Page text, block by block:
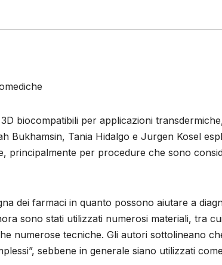
biocompatibili per applicazioni
Bukhamsin, Tania Hidalgo e Jurgen Kosel
principalmente per procedure che sono
dei farmaci in quanto possono aiutare a
sono stati utilizzati numerosi materiali, tra
numerose tecniche. Gli autori sottolineano
sebbene in generale siano utilizzati